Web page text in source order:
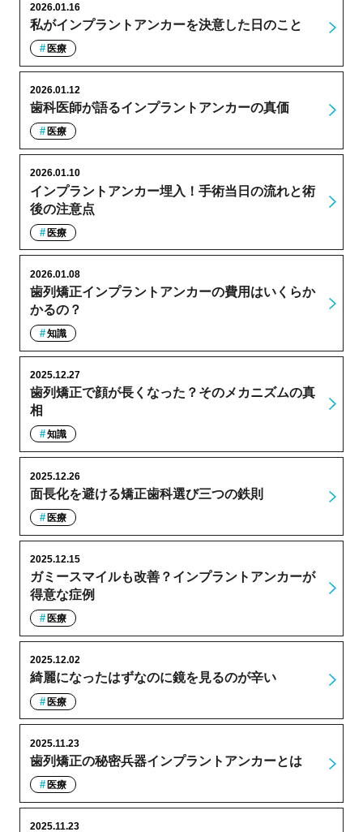
私がインプラントアンカーを決意した日のこと
2026.01.16
医療
歯科医師が語るインプラントアンカーの真価
2026.01.12
医療
インプラントアンカー埋入！手術当日の流れと術
後の注意点
2026.01.10
医療
歯列矯正インプラントアンカーの費用はいくらか
かるの？
2026.01.08
知識
歯列矯正で顔が長くなった？そのメカニズムの真
相
2025.12.27
知識
面長化を避ける矯正歯科選び三つの鉄則
2025.12.26
医療
ガミースマイルも改善？インプラントアンカーが
得意な症例
2025.12.15
医療
綺麗になったはずなのに鏡を見るのが辛い
2025.12.02
医療
歯列矯正の秘密兵器インプラントアンカーとは
2025.11.23
医療
2025.11.23